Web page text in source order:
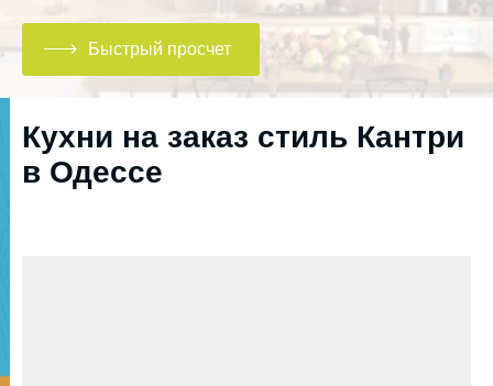
Быстрый просчет
Кухни на заказ стиль Кантри
в Одессе